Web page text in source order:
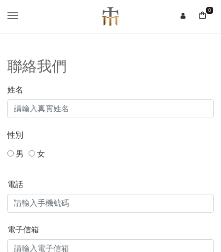
0
聯絡我們
姓名
性別
男 女
電話
電子信箱